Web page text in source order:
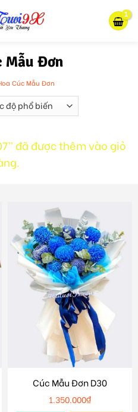
Mẫu Đơn
Cúc Mẫu Đơn
đã được thêm vào giỏ
Cúc Mẫu Đơn D30
1.350.000₫